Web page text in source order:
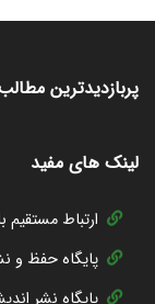
لینک های مفید
ارتباط مستقیم
پایگاه حفظ و
پایگاه نشر
پربازدیدترین